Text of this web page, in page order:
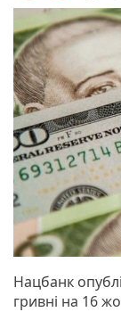
Нацбанк
гривні на 16